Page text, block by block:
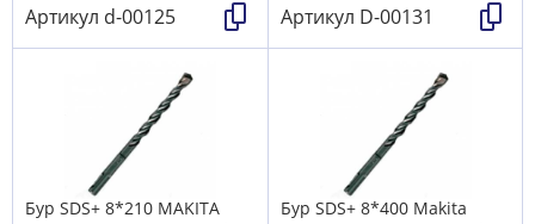
Артикул d-00125
Артикул D-00131
Бур SDS+ 8*210 MAKITA Бур SDS+ 8*400 Makita